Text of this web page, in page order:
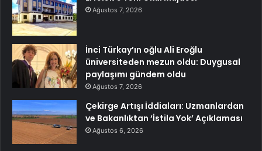
Ağustos 7, 2026
İnci Türkay’ın oğlu Ali Eroğlu
üniversiteden mezun oldu: Duygusal
paylaşımı gündem oldu
Ağustos 7, 2026
Çekirge Artışı İddiaları: Uzmanlardan
ve Bakanlıktan ‘İstila Yok’ Açıklaması
Ağustos 6, 2026